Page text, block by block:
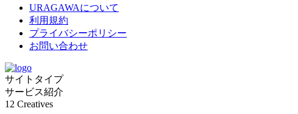
URAGAWAについて
利用規約
プライバシーポリシー
お問い合わせ
サイトタイプ
サービス紹介
12 Creatives